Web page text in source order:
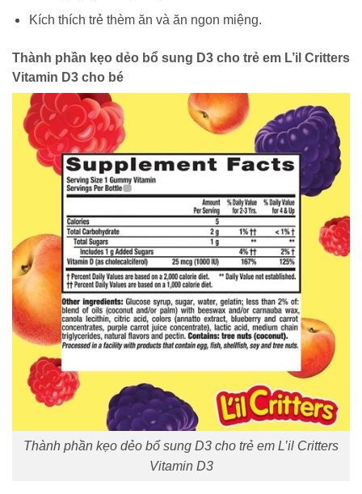
Kích thích trẻ thèm ăn và ăn ngon miệng.
Thành phần kẹo dẻo bổ sung D3 cho trẻ em L’il Critters
Vitamin D3 cho bé
Thành phần kẹo dẻo bổ sung D3 cho trẻ em L’il Critters
Vitamin D3